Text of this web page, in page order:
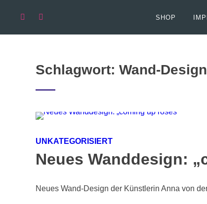
SHOP
Schlagwort: Wand-Design
UNKATEGORISIERT
Neues Wanddesign:
Neues Wand-Design der Künstlerin Anna von